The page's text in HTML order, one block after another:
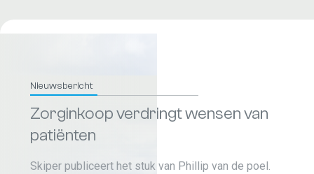
Nieuwsbericht
Zorginkoop verdringt wensen van
patiënten
Skiper publiceert het stuk van Phillip van de poel.